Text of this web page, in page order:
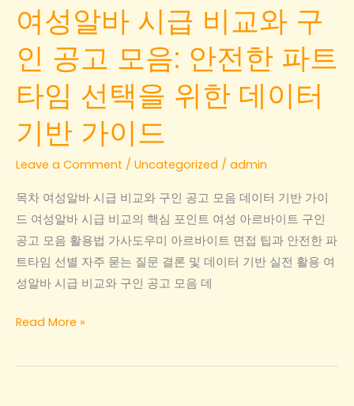
여성알바 시급 비교와 구
인 공고 모음: 안전한 파트
타임 선택을 위한 데이터
기반 가이드
Leave a Comment / Uncategorized / admin
목차 여성알바 시급 비교와 구인 공고 모음 데이터 기반 가이
드 여성알바 시급 비교의 핵심 포인트 여성 아르바이트 구인
공고 모음 활용법 가사도우미 아르바이트 면접 팁과 안전한 파
트타임 선별 자주 묻는 질문 결론 및 데이터 기반 실전 활용 여
성알바 시급 비교와 구인 공고 모음 데
여
알
Read More »